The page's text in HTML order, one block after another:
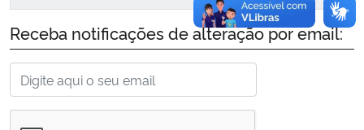
Banco Central do Brasil
Planalto
Receba notificações de alteração por email: